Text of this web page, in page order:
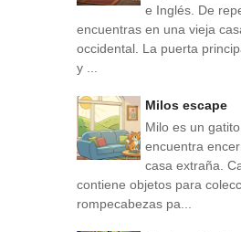
e Inglés. De
encuentras en una vieja
occidental. La puerta
y ...
Milos escape
Milo es un
encuentra
casa extraña.
contiene objetos para
rompecabezas pa...